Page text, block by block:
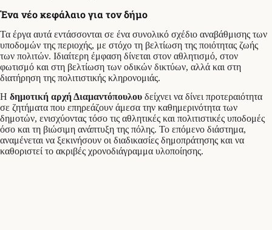
Ένα νέο κεφάλαιο για τον δήμο
Τα έργα αυτά εντάσσονται σε ένα συνολικό σχέδιο αναβάθμισης των
υποδομών της περιοχής, με στόχο τη βελτίωση της ποιότητας ζωής
των πολιτών. Ιδιαίτερη έμφαση δίνεται στον αθλητισμό, στον
φωτισμό και στη βελτίωση των οδικών δικτύων, αλλά και στη
διατήρηση της πολιτιστικής κληρονομιάς.
Η δημοτική αρχή Διαμαντόπουλου δείχνει να δίνει προτεραιότητα
σε ζητήματα που επηρεάζουν άμεσα την καθημερινότητα των
δημοτών, ενισχύοντας τόσο τις αθλητικές και πολιτιστικές υποδομές
όσο και τη βιώσιμη ανάπτυξη της πόλης. Το επόμενο διάστημα,
αναμένεται να ξεκινήσουν οι διαδικασίες δημοπράτησης και να
καθοριστεί το ακριβές χρονοδιάγραμμα υλοποίησης.